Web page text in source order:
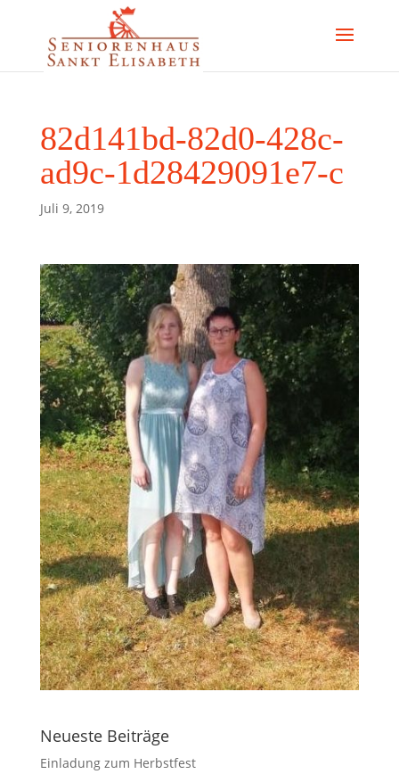
82d141bd-82d0-428c-
ad9c-1d28429091e7-c
Juli 9, 2019
Neueste Beiträge
Einladung zum Herbstfest